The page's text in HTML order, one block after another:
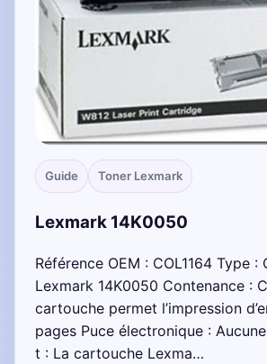
Guide Toner Lexmark
Lexmark 14K0050
Référence OEM : COL1164 Type :
Lexmark 14K0050 Contenance :
cartouche permet l’impression
pages Puce électronique :
t : La cartouche Lexma…